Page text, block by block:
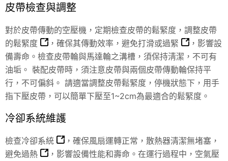
皮帶檢查與調整
對於皮帶傳動的空壓機，定期檢查皮帶的鬆緊度， 調整皮帶
的鬆緊度
，確保其傳動效率， 避免打滑或過緊
，影響設
備壽命。檢查皮帶輪與馬達輪之溝槽，須保持淸潔，不可有
油垢。 裝配皮帶時，須注意皮帶與兩個皮帶傳動輪保持平
行，不可偏斜。 請適當調整皮帶鬆緊度，停機狀態下，用手
指下壓皮帶，可以簡單下壓至1~2cm為最適合的鬆緊度。
冷卻系統維護
檢查冷卻系統
，確保風扇運轉正常，散熱器清潔無堵塞，
避免過熱
，影響設備性能和壽命。在運行過程中，空氣壓